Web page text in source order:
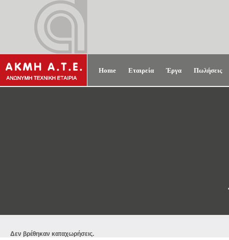
Home Εταιρεία Έργα Πωλήσεις
Δεν βρέθηκαν καταχωρήσεις.